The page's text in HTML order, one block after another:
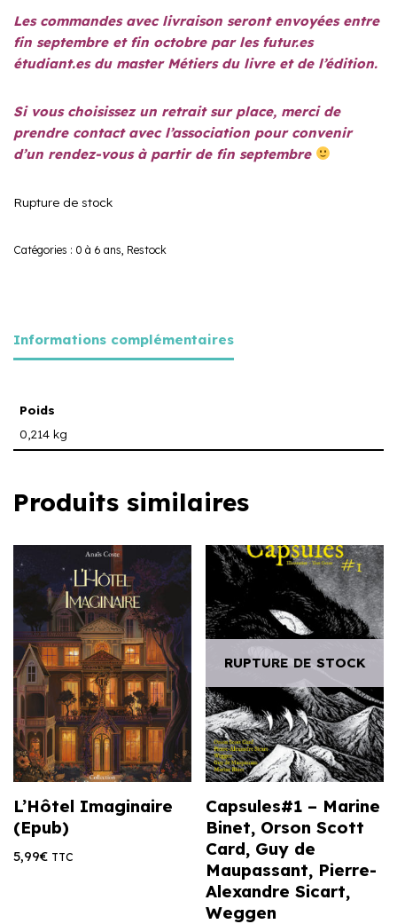
Les commandes avec livraison seront envoyées entre
fin septembre et fin octobre par les futur.es
étudiant.es du master Métiers du livre et de l’édition.
Si vous choisissez un retrait sur place, merci de
prendre contact avec l’association pour convenir
d’un rendez-vous à partir de fin septembre
Rupture de stock
Catégories : 0 à 6 ans Restock
Informations complémentaires
Poids
0,214 kg
Produits similaires
L’Hôtel Imaginaire
(Epub)
5,99€ TTC
RUPTURE DE STOCK
Capsules#1 – Marine
Binet, Orson Scott
Card, Guy de
Maupassant, Pierre-
Alexandre Sicart,
Weggen